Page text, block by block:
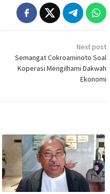
Next post
Semangat Cokroaminoto Soal
Koperasi Mengilhami Dakwah
Ekonomi